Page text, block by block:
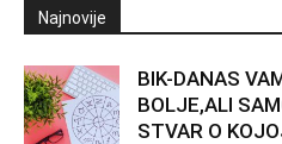
Najnovije
BIK-DANAS
BOLJE,ALI
STVAR O